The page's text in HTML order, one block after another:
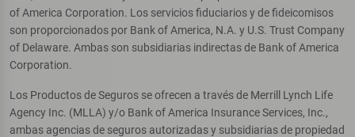
of America Corporation. Los servicios fiduciarios y de fideicomisos
son proporcionados por Bank of America, N.A. y U.S. Trust Company
of Delaware. Ambas son subsidiarias indirectas de Bank of America
Corporation.
Los Productos de Seguros se ofrecen a través de Merrill Lynch Life
Agency Inc. (MLLA) y/o Bank of America Insurance Services, Inc.,
ambas agencias de seguros autorizadas y subsidiarias de propiedad